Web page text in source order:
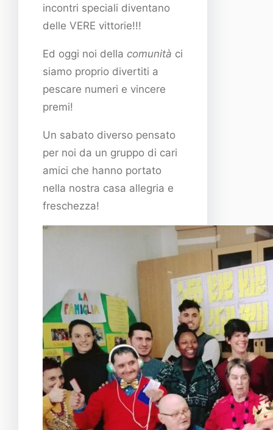
incontri speciali diventano
delle VERE vittorie!!!
Ed oggi noi della comunità ci
siamo proprio divertiti a
pescare numeri e vincere
premi!
Un sabato diverso pensato
per noi da un gruppo di cari
amici che hanno portato
nella nostra casa allegria e
freschezza!